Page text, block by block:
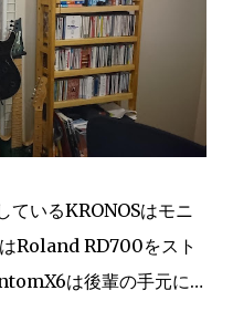
ているKRONOSはモニ
Roland RD700をスト
は後輩の手元に…